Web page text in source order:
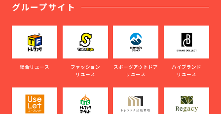
グループサイト
総合リユース
ファッション
リユース
スポーツアウトドア
リユース
ハイブランド
リユース